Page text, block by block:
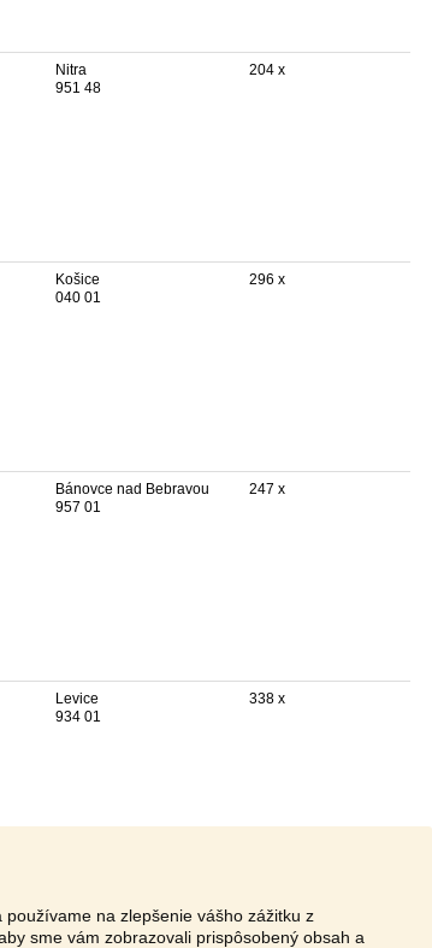
na zlepšenie vášho zážitku z
sme vám zobrazovali prispôsobený obsah a
Nitra
951 48
204 x
Košice
040 01
296 x
Bánovce nad Bebravou
957 01
247 x
Levice
934 01
338 x